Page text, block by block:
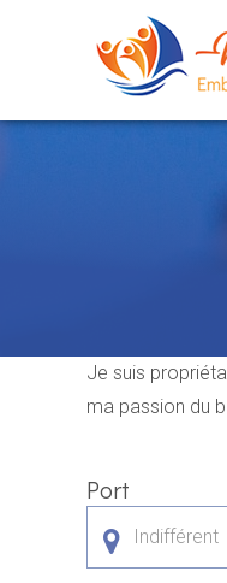
Je suis
ma passion du
Port
Indifférent
Panneau de gestion des